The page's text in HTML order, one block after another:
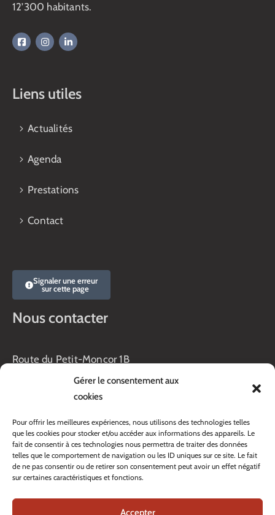
Gérer le consentement aux
cookies
Pour offrir les meilleures expériences, nous utilisons des technologies telles
que les cookies pour stocker et/ou accéder aux informations des appareils. Le
fait de consentir à ces technologies nous permettra de traiter des données
telles que le comportement de navigation ou les ID uniques sur ce site. Le fait
de ne pas consentir ou de retirer son consentement peut avoir un effet négatif
sur certaines caractéristiques et fonctions.
Accepter
12’300 habitants.
Liens utiles
Actualités
Agenda
Prestations
Contact
Signaler une erreur
sur cette page
Nous contacter
Route du Petit-Moncor 1B
Case postale 176
Lundi au jeudi :
8h00 – 11h30
13h45 – 17h00
Vendredi :
8h00 – 16h00